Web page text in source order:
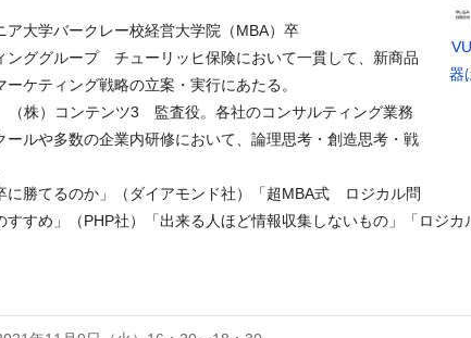
器
大学バークレー校経営大学院（MBA）卒
ググループ チューリッヒ保険において一貫して、新商品
ケティング戦略の立案・実行にあたる。
株）コンテンツ3 監査役。各社のコンサルティング業務
ールや多数の企業内研修において、論理思考・創造思考・戦
に勝てるのか」（ダイアモンド社）「超MBA式 ロジカル問
すすめ」（PHP社）「出来る人ほど情報収集しないもの」「ロジ